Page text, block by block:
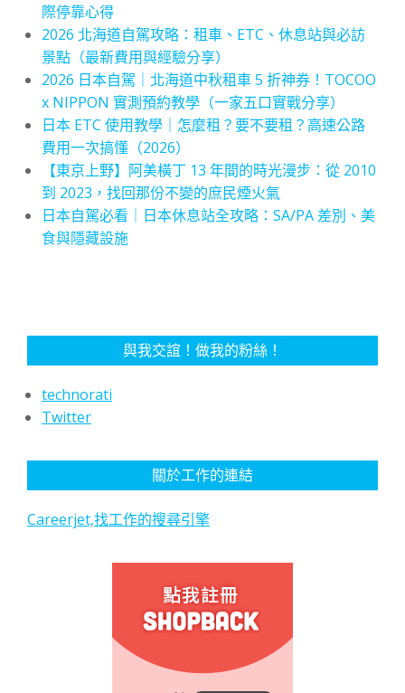
際停靠心得
2026 北海道自駕攻略：租車、ETC、休息站與必訪
景點（最新費用與經驗分享）
2026 日本自駕｜北海道中秋租車 5 折神券！TOCOO
x NIPPON 實測預約教學（一家五口實戰分享）
日本 ETC 使用教學｜怎麼租？要不要租？高速公路
費用一次搞懂（2026）
【東京上野】阿美橫丁 13 年間的時光漫步：從 2010
到 2023，找回那份不變的庶民煙火氣
日本自駕必看｜日本休息站全攻略：SA/PA 差別、美
食與隱藏設施
與我交誼！做我的粉絲！
technorati
Twitter
關於工作的連結
Careerjet,找工作的搜尋引擎